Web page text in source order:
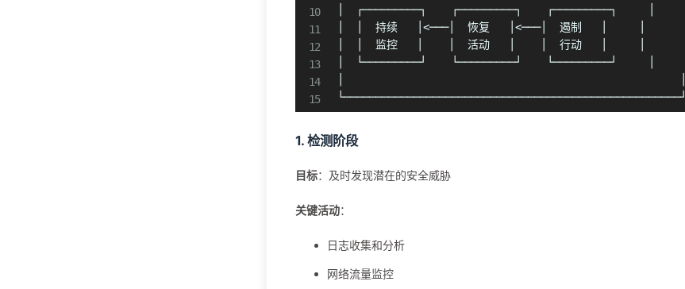
│  ┌─────────┐    ┌─────────┐    ┌─────────┐     │
│  │  持续   │<───│  恢复   │<───│  遏制   │     │
│  │  监控   │    │  活动   │    │  行动   │     │
│  └─────────┘    └─────────┘    └─────────┘     │
└─────────────────────────────────────────────────────┘
1. 检测阶段
目标：及时发现潜在的安全威胁
关键活动：
日志收集和分析
网络流量监控